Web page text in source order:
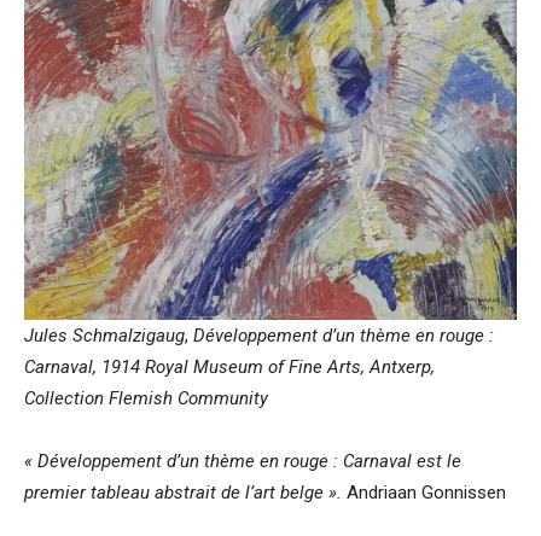
Jules Schmalzigaug, Développement d’un thème en rouge :
Carnaval, 1914 Royal Museum of Fine Arts, Antxerp,
Collection Flemish Community
« Développement d’un thème en rouge : Carnaval est le
premier tableau abstrait de l’art belge ». Andriaan Gonnissen